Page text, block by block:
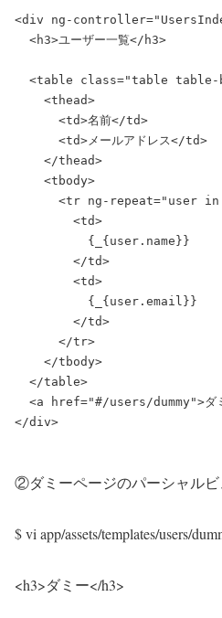
<div ng-
  <h3>ユーザー一覧</h3>
<table class="table
    <thead>
      <td>名前</td>
      <td>メールアドレス</td>
    </thead>
    <tbody>
<tr ng-repeat="user
        <td>
          {_{user.name}}
        </td>
        <td>
          {_{user.email}}
        </td>
      </tr>
    </tbody>
  </table>
<a href="#/users/dummy">ダ
②ダミーページのパーシャル
$ vi app/assets/templates/users/
<h3>ダミー</h3>